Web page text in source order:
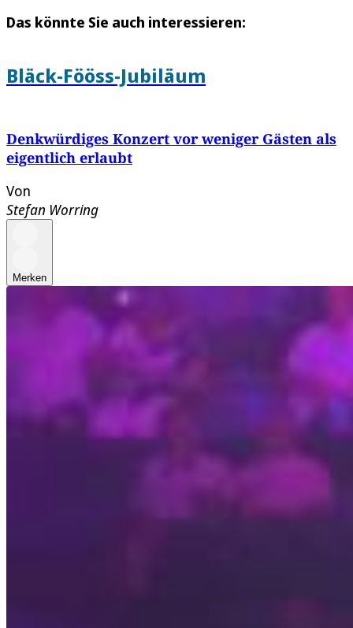
Das könnte Sie auch interessieren:
Bläck-Fööss-Jubiläum
Denkwürdiges Konzert vor weniger Gästen als
eigentlich erlaubt
Von
Stefan Worring
Merken